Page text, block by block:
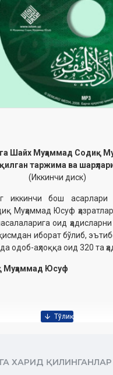
Шайх Муҳаммад Содиқ
қилган таржима ва
(Иккинчи диск)
иккинчи бош
Муҳаммад Юсуф
оид
иборат бўлиб,
одоб-аҳлоққа оид 320 та
Муҳаммад Юсуф
ила нашр этилган
ХАРИД ҚИЛИНГАНЛАР